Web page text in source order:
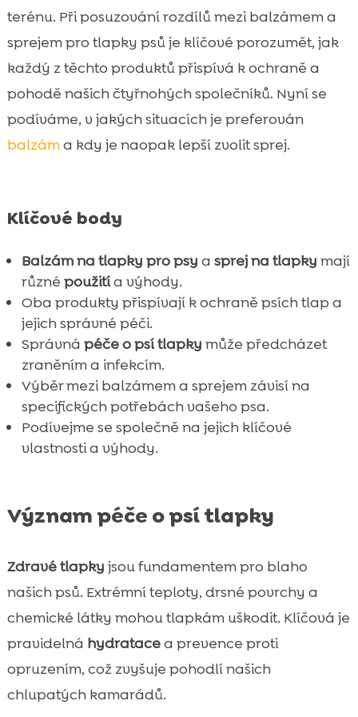
 Kdy zvolit balzám na tlapky?
 Kdy zvolit sprej na tlapky?
 Výhody balzámu na tlapky versus spreje
Potřebují všechny psy péči o tlapky?
 Hlavní specifika balzámu na tlapky
Hlavní specifika spreje na tlapky
 Tipy a triky pro péči o psí tlapky doma
 Tipy na preventivní péči o psí tlapky
 Závěr
FAQ
terénu. Při posuzování rozdílů mezi balzámem a
sprejem pro tlapky psů je klíčové porozumět, jak
každý z těchto produktů přispívá k ochraně a
pohodě našich čtyřnohých společníků. Nyní se
podíváme, v jakých situacích je preferován
balzáma kdy je naopak lepší zvolit sprej.
Klíčové body
Balzám na tlapky pro psy a sprej na tlapky mají
různé použitía výhody.
Oba produkty přispívají k ochraně psích tlap a
jejich správné péči.
Správná péče o psí tlapky může předcházet
zraněním a infekcím.
Výběr mezi balzámem a sprejem závisí na
specifických potřebách vašeho psa.
Podívejme se společně na jejich klíčové
vlastnosti a výhody.
Význam péče o psí tlapky
Zdravé tlapky jsou fundamentem pro blaho
našich psů. Extrémní teploty, drsné povrchy a
chemické látky mohou tlapkám uškodit. Klíčová je
pravidelná hydratacea prevence proti
opruzením, což zvyšuje pohodlí našich
chlupatých kamarádů.